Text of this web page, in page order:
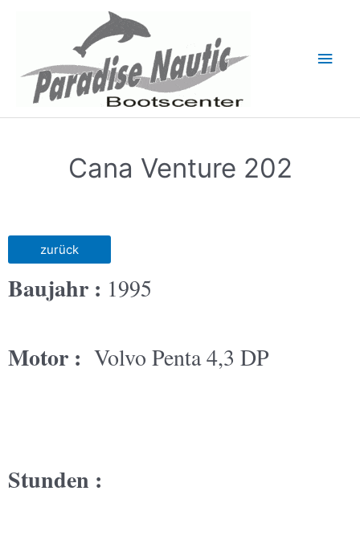
Cana Venture 202
zurück
Baujahr : 1995
Motor : Volvo Penta 4,3 DP
Stunden :